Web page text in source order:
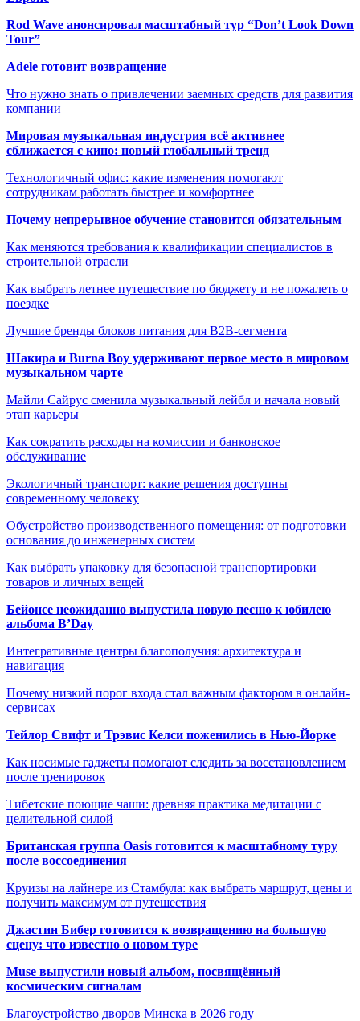
Rod Wave анонсировал масштабный тур “Don’t Look Down
Tour”
Adele готовит возвращение
Что нужно знать о привлечении заемных средств для развития
компании
Мировая музыкальная индустрия всё активнее
сближается с кино: новый глобальный тренд
Технологичный офис: какие изменения помогают
сотрудникам работать быстрее и комфортнее
Почему непрерывное обучение становится обязательным
Как меняются требования к квалификации специалистов в
строительной отрасли
Как выбрать летнее путешествие по бюджету и не пожалеть о
поездке
Лучшие бренды блоков питания для B2B-сегмента
Шакира и Burna Boy удерживают первое место в мировом
музыкальном чарте
Майли Сайрус сменила музыкальный лейбл и начала новый
этап карьеры
Как сократить расходы на комиссии и банковское
обслуживание
Экологичный транспорт: какие решения доступны
современному человеку
Обустройство производственного помещения: от подготовки
основания до инженерных систем
Как выбрать упаковку для безопасной транспортировки
товаров и личных вещей
Бейонсе неожиданно выпустила новую песню к юбилею
альбома B’Day
Интегративные центры благополучия: архитектура и
навигация
Почему низкий порог входа стал важным фактором в онлайн-
сервисах
Тейлор Свифт и Трэвис Келси поженились в Нью-Йорке
Как носимые гаджеты помогают следить за восстановлением
после тренировок
Тибетские поющие чаши: древняя практика медитации с
целительной силой
Британская группа Oasis готовится к масштабному туру
после воссоединения
Круизы на лайнере из Стамбула: как выбрать маршрут, цены и
получить максимум от путешествия
Джастин Бибер готовится к возвращению на большую
сцену: что известно о новом туре
Muse выпустили новый альбом, посвящённый
космическим сигналам
Благоустройство дворов Минска в 2026 году